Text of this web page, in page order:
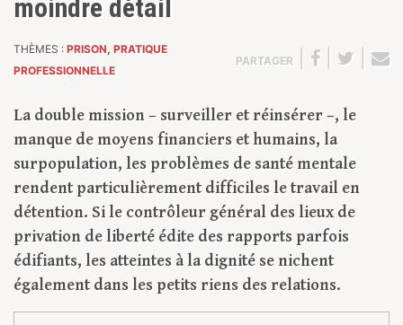
moindre détail
THÈMES : PRISON, PRATIQUE
PROFESSIONNELLE
PARTAGER
La double mission – surveiller et réinsérer –, le
manque de moyens financiers et humains, la
surpopulation, les problèmes de santé mentale
rendent particulièrement difficiles le travail en
détention. Si le contrôleur général des lieux de
privation de liberté édite des rapports parfois
édifiants, les atteintes à la dignité se nichent
également dans les petits riens des relations.